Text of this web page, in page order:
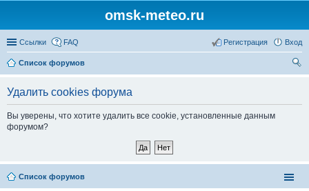
omsk-meteo.ru
Ссылки FAQ Вход
Регистрация
Список форумов
Удалить cookies форума
Вы уверены, что хотите удалить все cookie, установленные данным
форумом?
Список форумов